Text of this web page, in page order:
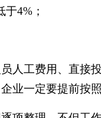
4%；
工费用、直接
一定要提前按